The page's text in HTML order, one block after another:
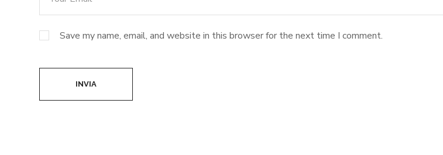
Save my name, email, and website in this browser for the next time I comment.
INVIA